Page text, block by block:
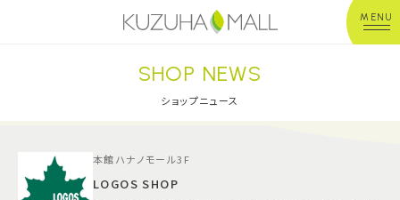
MENU
年中無休平 日：10:00~20:00
※店舗により異なる
ショップガイド
SHOP NEWS
ショップニュース
本館ハナノモール3F
LOGOS SHOP